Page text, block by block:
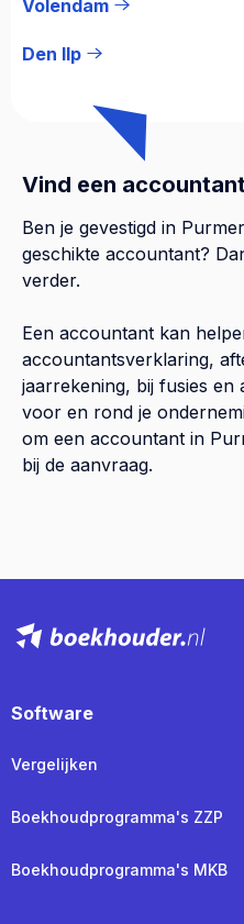
Volendam
Den Ilp
Vind een
Ben je gevestigd in
geschikte accountant?
verder.
Een accountant kan
accountantsverklaring,
jaarrekening, bij fusies en
voor en rond je
om een accountant in
bij de aanvraag.
Software
Vergelijken
Boekhoudprogramma's ZZP
Boekhoudprogramma's MKB